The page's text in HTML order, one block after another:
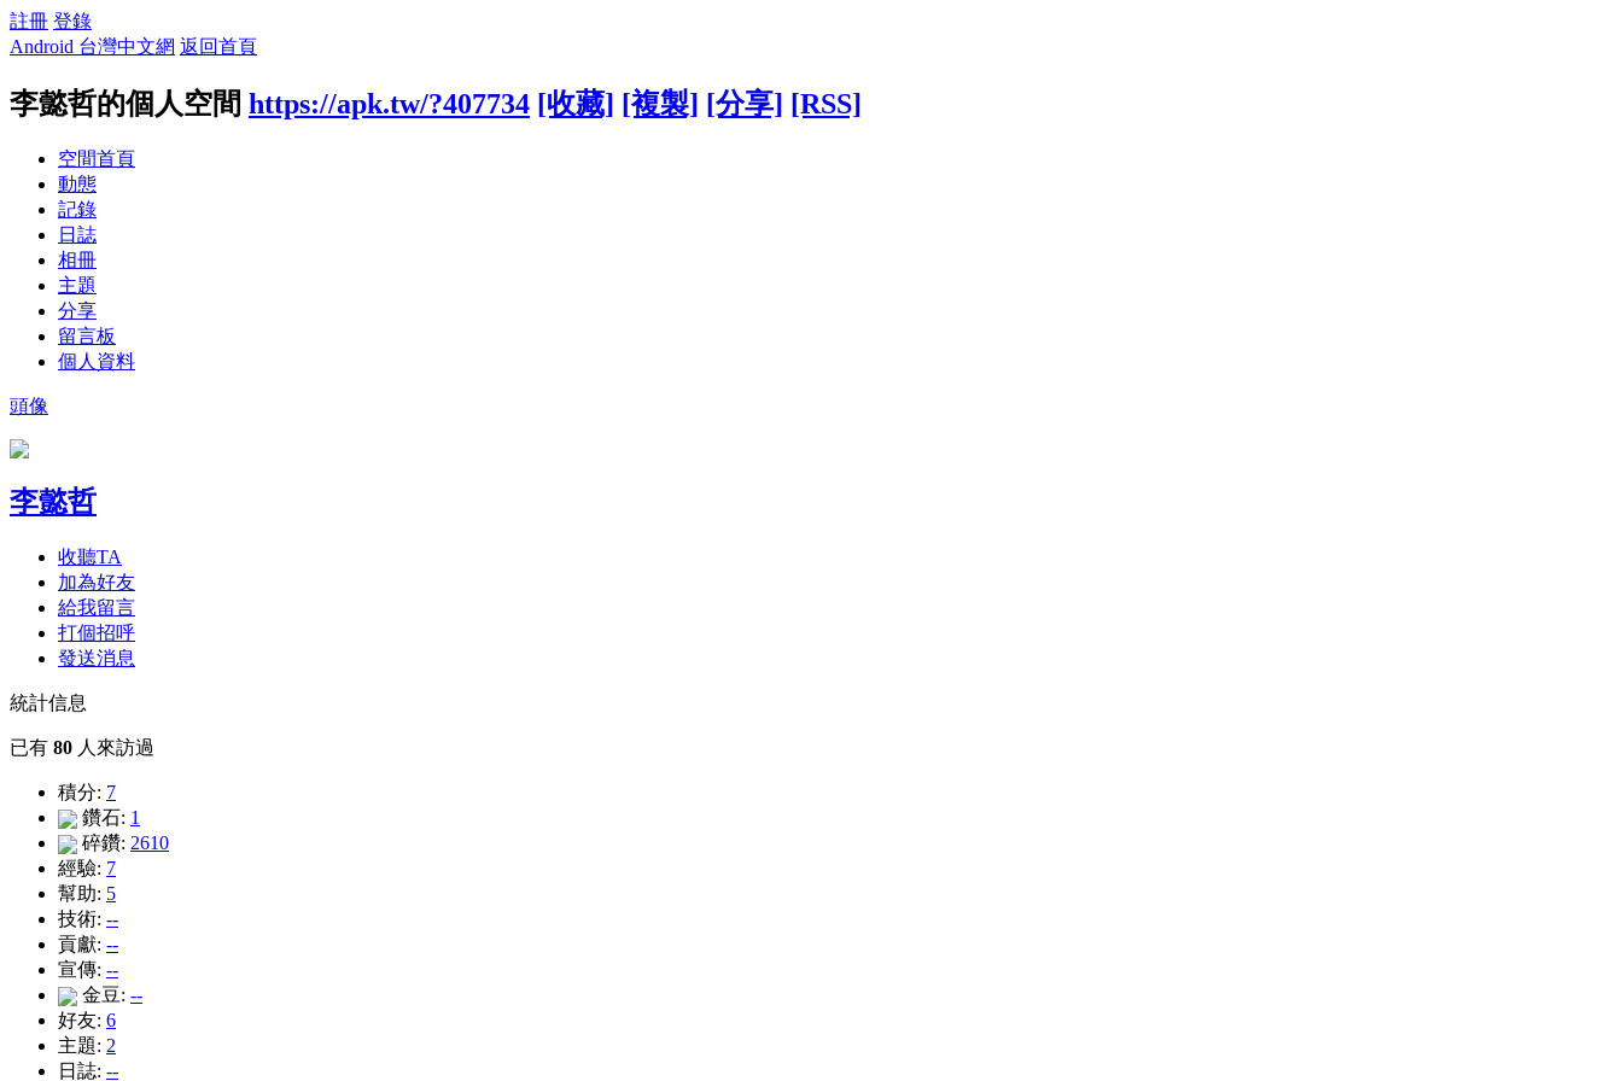
註冊 登錄
Android 台灣中文網 返回首頁
李懿哲的個人空間 https://apk.tw/?407734 [收藏] [複製] [分享] [RSS]
空間首頁
動態
記錄
日誌
相冊
主題
分享
留言板
個人資料
頭像
李懿哲
收聽TA
加為好友
給我留言
打個招呼
發送消息
統計信息
已有 80 人來訪過
積分: 7
鑽石: 1
碎鑽: 2610
經驗: 7
幫助: 5
技術: --
貢獻: --
宣傳: --
金豆: --
好友: 6
主題: 2
日誌: --